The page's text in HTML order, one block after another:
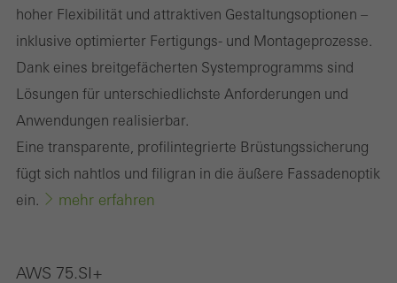
hoher Flexibilität und attraktiven Gestaltungsoptionen –
inklusive optimierter Fertigungs- und Montageprozesse.
Dank eines breitgefächerten Systemprogramms sind
Lösungen für unterschiedlichste Anforderungen und
Anwendungen realisierbar.
Eine transparente, profilintegrierte Brüstungssicherung
fügt sich nahtlos und filigran in die äußere Fassadenoptik
ein.
mehr erfahren
AWS 75.SI+